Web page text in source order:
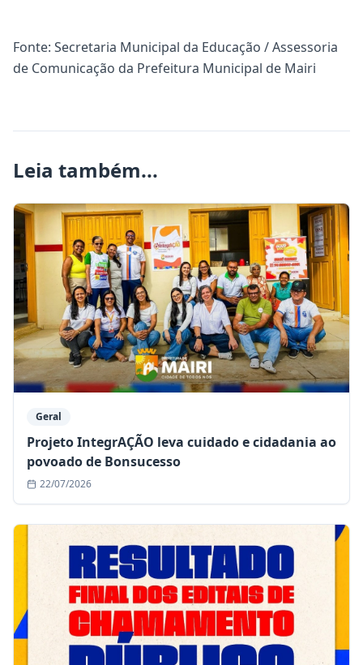
Fonte: Secretaria Municipal da Educação / Assessoria
de Comunicação da Prefeitura Municipal de Mairi
Leia também...
Geral
Projeto IntegrAÇÃO leva cuidado e cidadania ao
povoado de Bonsucesso
22/07/2026